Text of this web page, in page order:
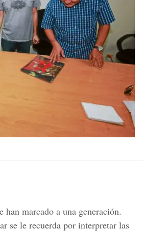
han marcado a una generación.
se le recuerda por interpretar las